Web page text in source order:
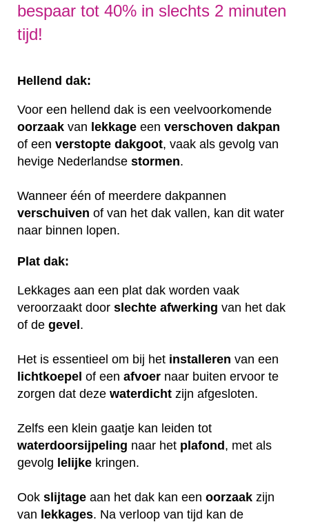
bespaar tot 40% in slechts 2 minuten
tijd!
Hellend dak:
Voor een hellend dak is een veelvoorkomende
oorzaak van lekkage een verschoven dakpan
of een verstopte dakgoot, vaak als gevolg van
hevige Nederlandse stormen.
Wanneer één of meerdere dakpannen
verschuiven of van het dak vallen, kan dit water
naar binnen lopen.
Plat dak:
Lekkages aan een plat dak worden vaak
veroorzaakt door slechte afwerking van het dak
of de gevel.
Het is essentieel om bij het installeren van een
lichtkoepel of een afvoer naar buiten ervoor te
zorgen dat deze waterdicht zijn afgesloten.
Zelfs een klein gaatje kan leiden tot
waterdoorsijpeling naar het plafond, met als
gevolg lelijke kringen.
Ook slijtage aan het dak kan een oorzaak zijn
van lekkages. Na verloop van tijd kan de